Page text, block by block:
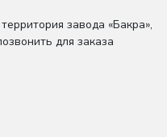
территория завода «Бакра»,
для заказа